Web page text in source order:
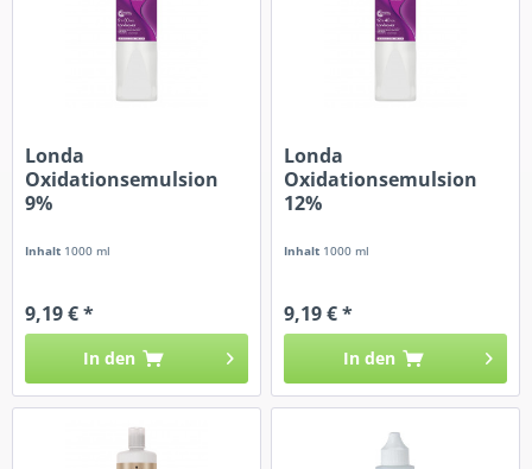
Londa
Oxidationsemulsion
9%
Inhalt 1000 ml
9,19 € *
In den
Londa
Oxidationsemulsion
12%
Inhalt 1000 ml
9,19 € *
In den